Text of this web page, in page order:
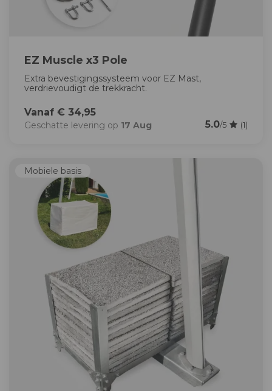
EZ Muscle x3 Pole
Extra bevestigingssysteem voor EZ Mast,
verdrievoudigt de trekkracht.
Vanaf € 34,95
Geschatte levering op 17 Aug 5.0/5 (1)
Mobiele basis